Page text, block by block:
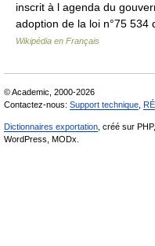
inscrit à l agenda du
adoption de la loi n°75
Wikipédia en Français
© Academic, 2000-2026
Contactez-nous: Support technique
Dictionnaires exportation , créé sur PHP,
WordPress, MODx.